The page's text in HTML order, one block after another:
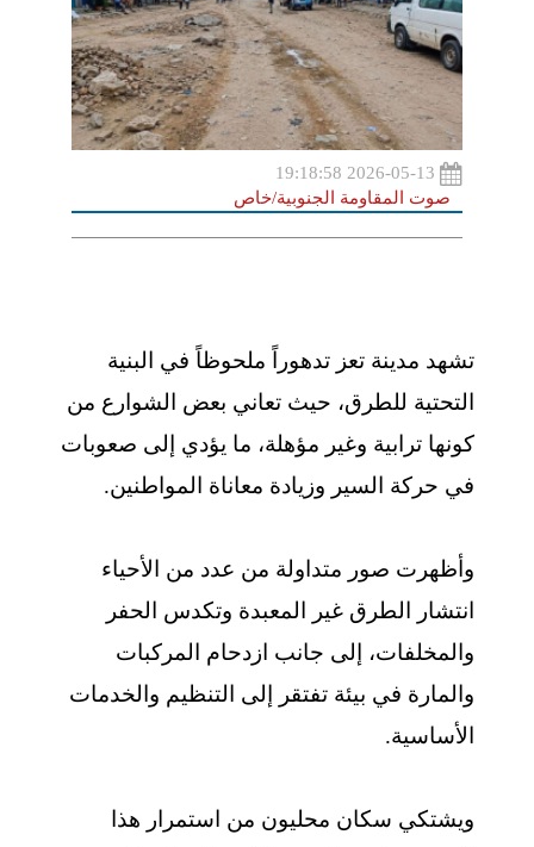
صوت المقاومة الجنوبية/خاص
تشهد مدينة تعز تدهوراً ملحوظاً في البنية
التحتية للطرق، حيث تعاني بعض الشوارع من
كونها ترابية وغير مؤهلة، ما يؤدي إلى صعوبات
في حركة السير وزيادة معاناة المواطنين.
وأظهرت صور متداولة من عدد من الأحياء
انتشار الطرق غير المعبدة وتكدس الحفر
والمخلفات، إلى جانب ازدحام المركبات
والمارة في بيئة تفتقر إلى التنظيم والخدمات
الأساسية.
ويشتكي سكان محليون من استمرار هذا